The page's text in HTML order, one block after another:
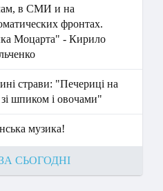
в СМИ и на
фронтах.
Моцарта" - Кирило
страви: "Печериці на
зі шпиком і овочами"
музика!
СЬОГОДНІ